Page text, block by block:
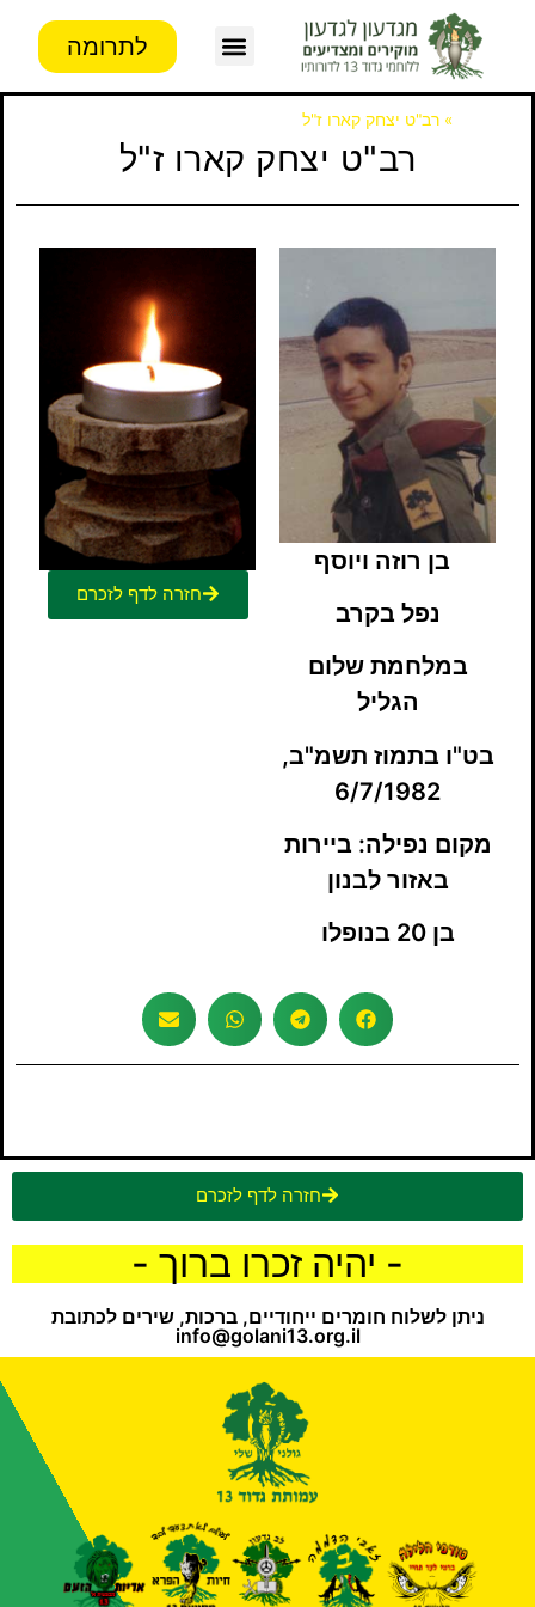
לתרומה
» רב"ט יצחק קארו ז"ל
רב"ט יצחק קארו ז"ל
בן רוזה ויוסף
נפל בקרב
במלחמת שלום
הגליל
בט"ו בתמוז תשמ"ב,
6/7/1982
מקום נפילה: ביירות
באזור לבנון
בן 20 בנופלו
חזרה לדף לזכרם
חזרה לדף לזכרם
- יהיה זכרו ברוך -
ניתן לשלוח חומרים ייחודיים, ברכות, שירים לכתובת
info@golani13.org.il